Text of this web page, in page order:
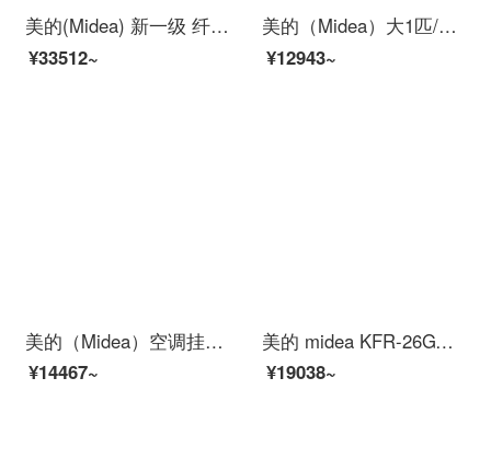
美的(Midea) 新一级 纤白 专利无风感空调 智能家电 变频冷暖 1.5匹壁挂式空调挂机KFR-35GW/N8MWA1
¥33512~
美的（Midea）大1匹/1.5匹/2匹/3匹壁挂式空调 新能效节能安静 家用租房卧室挂机 智能家电 冷静星定频单冷不制热 大1匹
¥12943~
美的（Midea）空调挂机 大1匹/1.5匹p 冷静星/酷金 冷暖家用节能省电壁挂式空调 大1匹新冷静星 PC401【强劲制冷 超省电】
¥14467~
美的 midea KFR-26GW/BP3DN8Y-PH200(1) 大1匹 节能一级能效变频 冷暖壁挂式 冷静星2防直吹 空调挂机
¥19038~